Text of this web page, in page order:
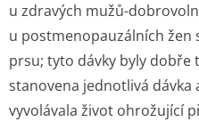
u zdravých mužů-
u postmenopau­zálních
prsu; tyto dávky byly dobře
stanovena jednotlivá
vyvolávala život ohrožující